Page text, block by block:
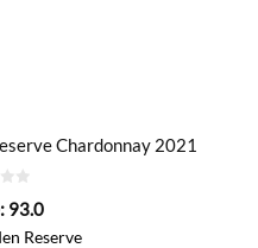
Chardonnay 2021
93.0
Reserve